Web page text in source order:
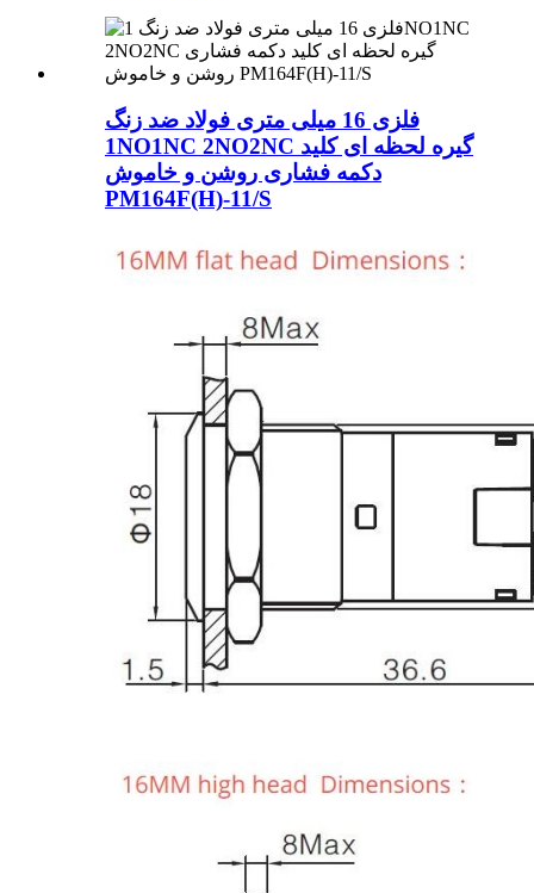
فلزی 16 میلی متری فولاد ضد زنگ
1NO1NC 2NO2NC گیره لحظه ای کلید
دکمه فشاری روشن و خاموش
PM164F(H)-11/S